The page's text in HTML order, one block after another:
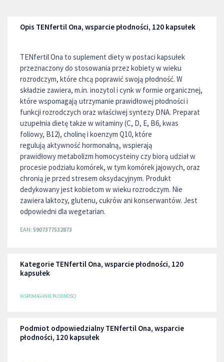
Opis TENfertil Ona, wsparcie płodności, 120 kapsułek
TENfertil Ona to suplement diety w postaci kapsułek
przeznaczony do stosowania przez kobiety w wieku
rozrodczym, które chcą poprawić swoją płodność. W
składzie zawiera, m.in. inozytol i cynk w formie organicznej,
które wspomagają utrzymanie prawidłowej płodności i
funkcji rozrodczych oraz właściwej syntezy DNA. Preparat
uzupełnia dietę także w witaminy (C, D, E, B6, kwas
foliowy, B12), cholinę i koenzym Q10, które
regulują aktywność hormonalną, wspierają
prawidłowy metabolizm homocysteiny czy biorą udział w
procesie podziału komórek, w tym komórek jajowych, oraz
chronią je przed stresem oksydacyjnym. Produkt
dedykowany jest kobietom w wieku rozrodczym. Nie
zawiera laktozy, glutenu, cukrów ani konserwantów. Jest
odpowiedni dla wegetarian.
EAN: 5907377532873
Kategorie TENfertil Ona, wsparcie płodności, 120
kapsułek
WSPOMAGANIE PŁODNOŚCI
Podmiot odpowiedzialny TENfertil Ona, wsparcie
płodności, 120 kapsułek